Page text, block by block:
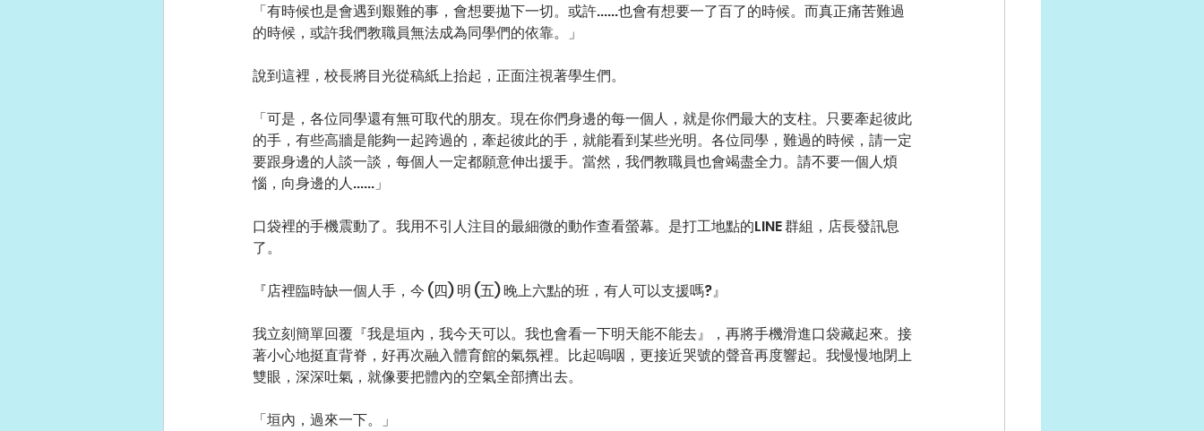
「有時候也是會遇到艱難的事，會想要拋下一切。或許......也會有想要一了百了的時候。而真正痛苦難過
的時候，或許我們教職員無法成為同學們的依靠。」
說到這裡，校長將目光從稿紙上抬起，正面注視著學生們。
「可是，各位同學還有無可取代的朋友。現在你們身邊的每一個人，就是你們最大的支柱。只要牽起彼此
的手，有些高牆是能夠一起跨過的，牽起彼此的手，就能看到某些光明。各位同學，難過的時候，請一定
要跟身邊的人談一談，每個人一定都願意伸出援手。當然，我們教職員也會竭盡全力。請不要一個人煩
惱，向身邊的人......」
口袋裡的手機震動了。我用不引人注目的最細微的動作查看螢幕。是打工地點的LINE 群組，店長發訊息
了。
『店裡臨時缺一個人手，今 (四) 明 (五) 晚上六點的班，有人可以支援嗎?』
我立刻簡單回覆『我是垣內，我今天可以。我也會看一下明天能不能去』，再將手機滑進口袋藏起來。接
著小心地挺直背脊，好再次融入體育館的氣氛裡。比起嗚咽，更接近哭號的聲音再度響起。我慢慢地閉上
雙眼，深深吐氣，就像要把體內的空氣全部擠出去。
「垣內，過來一下。」